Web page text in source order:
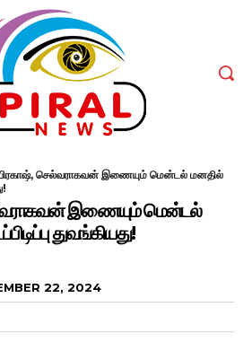
பிரகாஷ், செல்வராகவன் இணையும் மென்டல் மனதில்
இணையும் மென்டல்
துவங்கியது!
22, 2024